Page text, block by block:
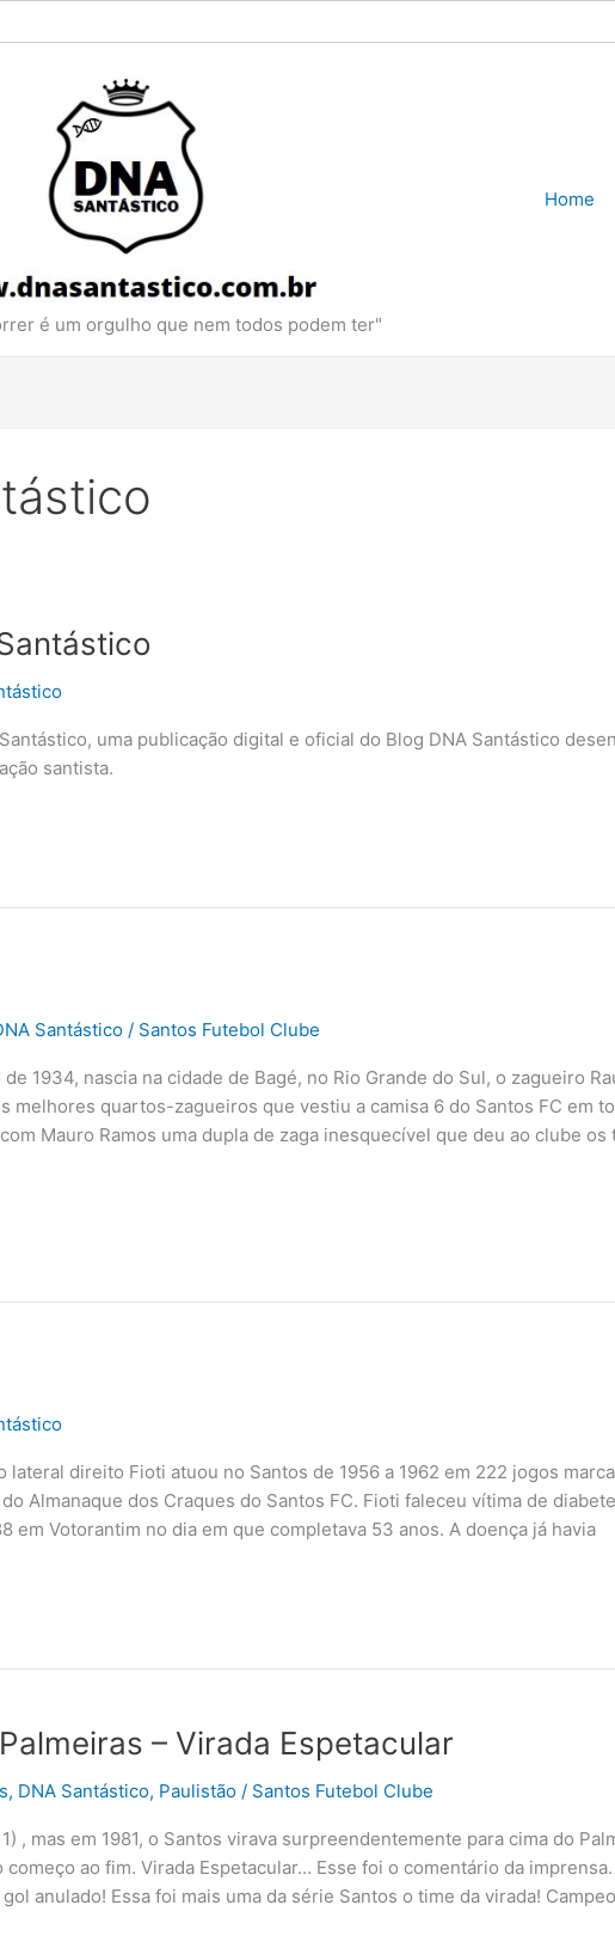
é um orgulho que nem todos podem ter"
Home
uma publicação digital e oficial do Blog DNA Santástico
santista.
Santástico / Santos Futebol Clube
1934, nascia na cidade de Bagé, no Rio Grande do Sul, o zagueiro
melhores quartos-zagueiros que vestiu a camisa 6 do Santos FC em
Mauro Ramos uma dupla de zaga inesquecível que deu ao clube os
lateral direito Fioti atuou no Santos de 1956 a 1962 em 222 jogos
Almanaque dos Craques do Santos FC. Fioti faleceu vítima de
em Votorantim no dia em que completava 53 anos. A doença já havia
– Virada Espetacular
, DNA Santástico, Paulistão / Santos Futebol Clube
, mas em 1981, o Santos virava surpreendentemente para cima do
ao fim. Virada Espetacular… Esse foi o comentário da imprensa.
anulado! Essa foi mais uma da série Santos o time da virada!